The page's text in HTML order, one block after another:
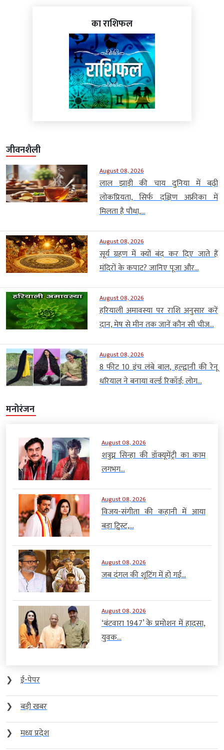
का राशिफल
जीवनशैली
August 08, 2026
लाल झाड़ी की चाय दुनिया में बढ़ी
लोकप्रियता, सिर्फ दक्षिण अफ्रीका में
मिलता है पौधा,...
August 08, 2026
सूर्य ग्रहण में क्यों बंद कर दिए जाते हैं
मंदिरों के कपाट? जानिए पूजा और...
August 08, 2026
हरियाली अमावस्या पर राशि अनुसार करें
दान, मेष से मीन तक जानें कौन सी चीज...
August 08, 2026
8 फीट 10 इंच लंबे बाल, हल्द्वानी की रेनू
धरियाल ने बनाया वर्ल्ड रिकॉर्ड; लोग...
मनोरंजन
August 08, 2026
शत्रुघ्न सिन्हा की डॉक्यूमेंट्री का काम
लगभग...
August 08, 2026
विजय-संगीता की कहानी में आया
बड़ा ट्विस्ट,...
August 08, 2026
जब दंगल की शूटिंग में हो गई...
August 08, 2026
‘बंटवारा 1947’ के प्रमोशन में हादसा,
युवक...
❯
ई-पेपर
❯
बड़ी खबर
❯
मध्य प्रदेश